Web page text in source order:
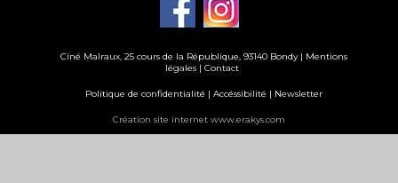
Ciné Malraux, 25 cours de la République, 93140 Bondy | Mentions
légales | Contact
Politique de confidentialité | Accéssibilité | Newsletter
Création site internet www.erakys.com